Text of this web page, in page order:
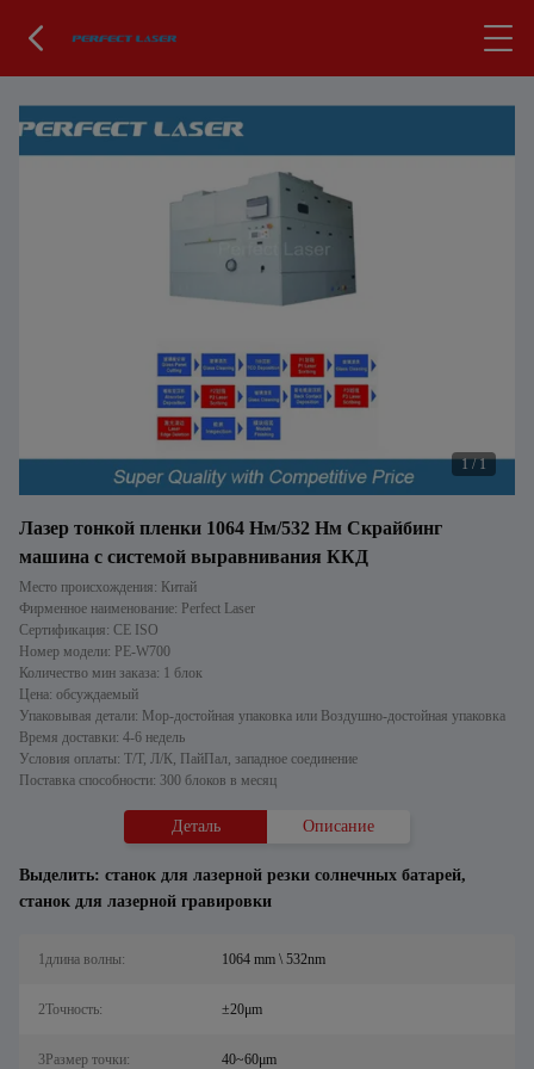
1/1
Лазер тонкой пленки 1064 Нм/532 Нм Скрайбинг
машина с системой выравнивания ККД
Место происхождения: Китай
Фирменное наименование: Perfect Laser
Сертификация: CE ISO
Номер модели: PE-W700
Количество мин заказа: 1 блок
Цена: обсуждаемый
Упаковывая детали: Мор-достойная упаковка или Воздушно-достойная упаковка
Время доставки: 4-6 недель
Условия оплаты: Т/Т, Л/К, ПайПал, западное соединение
Поставка способности: 300 блоков в месяц
Деталь Описание
Выделить: станок для лазерной резки солнечных батарей,
станок для лазерной гравировки
1длина волны: 1064 mm \ 532nm
2Точность: ±20μm
3Размер точки: 40~60μm